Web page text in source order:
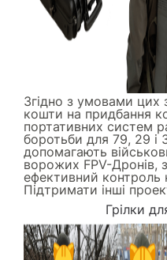
Згідно з умовами цих
кошти на придбання
портативних систем
боротьби для 79, 29 і
допомагають
ворожих FPV-Дронів,
ефективний контроль
Підтримати інші
Грілки